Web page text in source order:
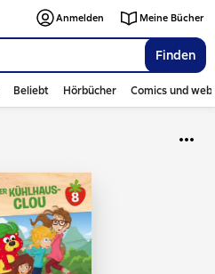
Finden
Anmelden Meine Bücher
Beliebt Hörbücher Comics und